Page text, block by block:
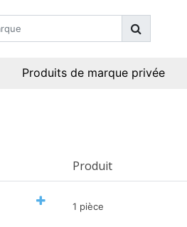
Produits de marque privée
Produit
1 pièce